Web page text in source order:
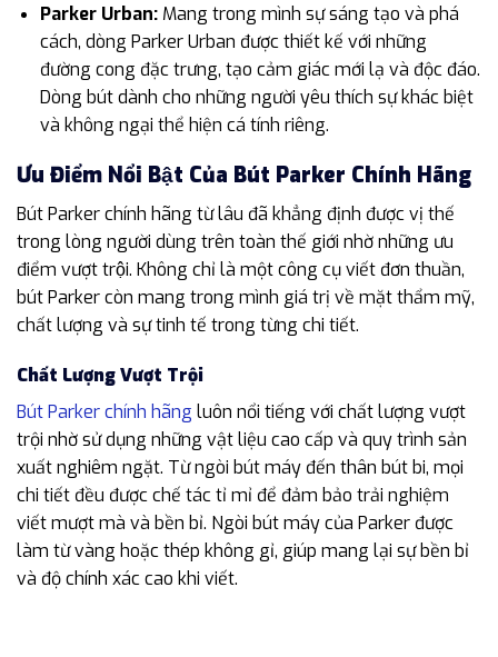
Parker Urban:Mang trong mình sự sáng tạo và phá
cách, dòng Parker Urban được thiết kế với những
đường cong đặc trưng, tạo cảm giác mới lạ và độc đáo.
Dòng bút dành cho những người yêu thích sự khác biệt
và không ngại thể hiện cá tính riêng.
Ưu Điểm Nổi Bật Của Bút Parker Chính Hãng
Bút Parker chính hãng từ lâu đã khẳng định được vị thế
trong lòng người dùng trên toàn thế giới nhờ những ưu
điểm vượt trội. Không chỉ là một công cụ viết đơn thuần,
bút Parker còn mang trong mình giá trị về mặt thẩm mỹ,
chất lượng và sự tinh tế trong từng chi tiết.
Chất Lượng Vượt Trội
Bút Parker chính hãng luôn nổi tiếng với chất lượng vượt
trội nhờ sử dụng những vật liệu cao cấp và quy trình sản
xuất nghiêm ngặt. Từ ngòi bút máy đến thân bút bi, mọi
chi tiết đều được chế tác tỉ mỉ để đảm bảo trải nghiệm
viết mượt mà và bền bỉ. Ngòi bút máy của Parker được
làm từ vàng hoặc thép không gỉ, giúp mang lại sự bền bỉ
và độ chính xác cao khi viết.